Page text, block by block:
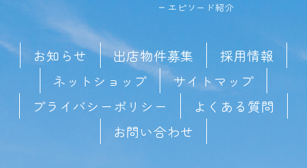
エピソード紹介
お知らせ 出店物件募集
採用情報
ネットショップ
サイトマップ
プライバシーポリシー
よくある質問
お問い合わせ